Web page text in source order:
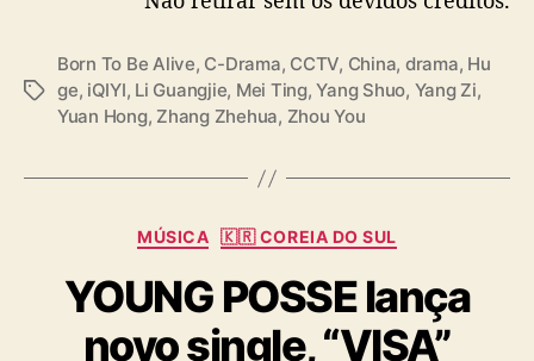
T
Born To Be Alive, C-Drama, CCTV, China, drama, Hu
ge, iQIYI, Li Guangjie, Mei Ting,Yang Shuo, Yang Zi,
Yuan Hong, Zhang Zhehua, Zhou You
C
t
e
g
MÚSICA 🇰🇷 COREIA DO SUL
YOUNG POSSE lança
novo single, “VISA”